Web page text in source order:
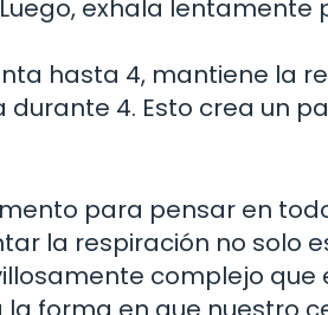
exhala lentamente
hasta 4, mantiene la
4. Esto crea un
para pensar en
la respiración no solo
complejo que